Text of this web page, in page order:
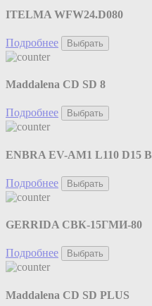
ITELMA WFW24.D080
Подробнее Выбрать
Maddalena CD SD 8
Подробнее Выбрать
ENBRA EV-AM1 L110 D15 B
Подробнее Выбрать
GERRIDA СВК-15ГМИ-80
Подробнее Выбрать
Maddalena CD SD PLUS